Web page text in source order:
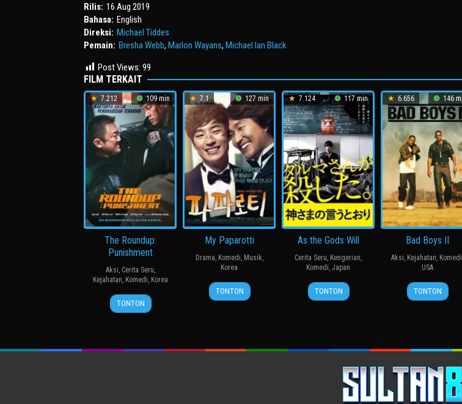
Rilis: 16 Aug 2019
Bahasa: English
Direksi: Michael Tiddes
Pemain: Bresha Webb, Marlon Wayans, Michael Ian Black
Post Views: 99
FILM TERKAIT
7.212 109 min
The Roundup:
Punishment
Aksi Cerita Seru
Kejahatan Komedi Korea
24
Apr
허
명
TONTON
7.1 127 min
My Paparotti
Drama Komedi Musik
Korea
14
Mar
윤
종
TONTON
7.124 117 min
As the Gods Will
Cerita Seru Kengerian
Komedi Japan
15
Nov
三
池
TONTON
6.656 146
Bad Boys II
Aksi Kejahatan Komedi
USA
18
Jul
Michael
Bay
TONTON